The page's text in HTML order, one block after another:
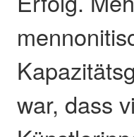
war, dass